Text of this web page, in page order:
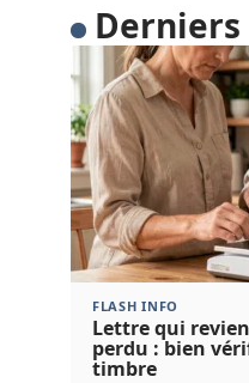
FLASH INFO
Lettre qui
perdu : bien
timbre